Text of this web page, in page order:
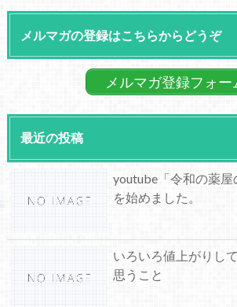
メルマガの登録はこちらからどうぞ
メルマガ登録フォー
最近の投稿
youtube「令和の薬屋
を始めました。
いろいろ値上がりし
思うこと